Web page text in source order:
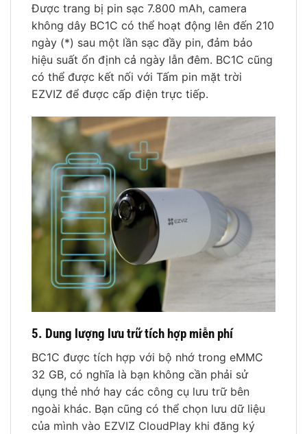
Được trang bị pin sạc 7.800 mAh, camera
không dây BC1C có thể hoạt động lên đến 210
ngày (*) sau một lần sạc đầy pin, đảm bảo
hiệu suất ổn định cả ngày lẫn đêm. BC1C cũng
có thể được kết nối với Tấm pin mặt trời
EZVIZ để được cấp điện trực tiếp.
5. Dung lượng lưu trữ tích hợp miễn phí
BC1C được tích hợp với bộ nhớ trong eMMC
32 GB, có nghĩa là bạn không cần phải sử
dụng thẻ nhớ hay các công cụ lưu trữ bên
ngoài khác. Bạn cũng có thể chọn lưu dữ liệu
của mình vào EZVIZ CloudPlay khi đăng ký